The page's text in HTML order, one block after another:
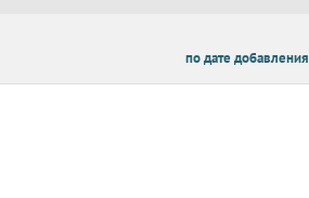
по дате добавления